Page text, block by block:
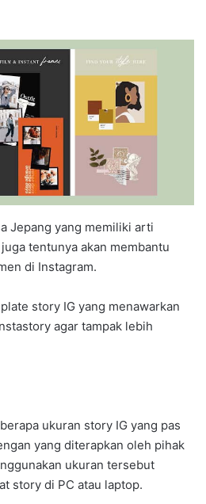
Jepang yang memiliki arti
tentunya akan membantu
di Instagram.
story IG yang menawarkan
agar tampak lebih
ukuran story IG yang pas
yang diterapkan oleh pihak
ukuran tersebut
story di PC atau laptop.